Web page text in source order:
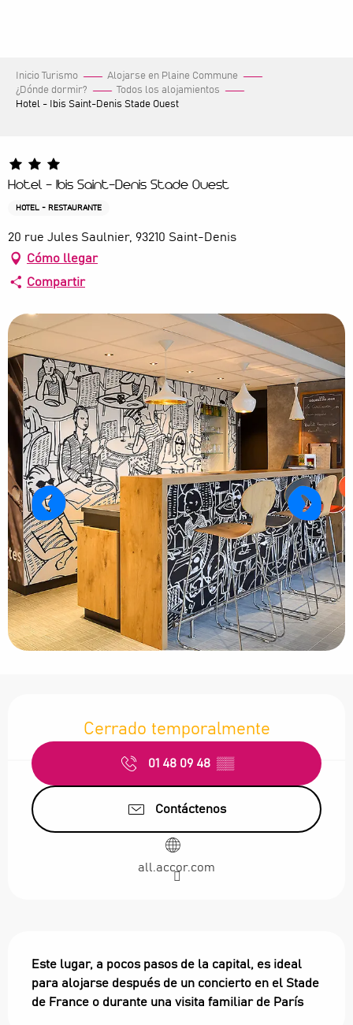
Inicio Turismo
Alojarse en Plaine Commune
¿Dónde dormir?
Todos los alojamientos
Hotel - Ibis Saint-Denis Stade Ouest
Hotel - Ibis Saint-Denis Stade Ouest
HOTEL - RESTAURANTE
20 rue Jules Saulnier, 93210 Saint-Denis
Cómo llegar
Compartir
Cerrado temporalmente
01 48 09 48 ▒▒
Contáctenos
all.accor.com
Este lugar, a pocos pasos de la capital, es ideal
para alojarse después de un concierto en el Stade
de France o durante una visita familiar de París